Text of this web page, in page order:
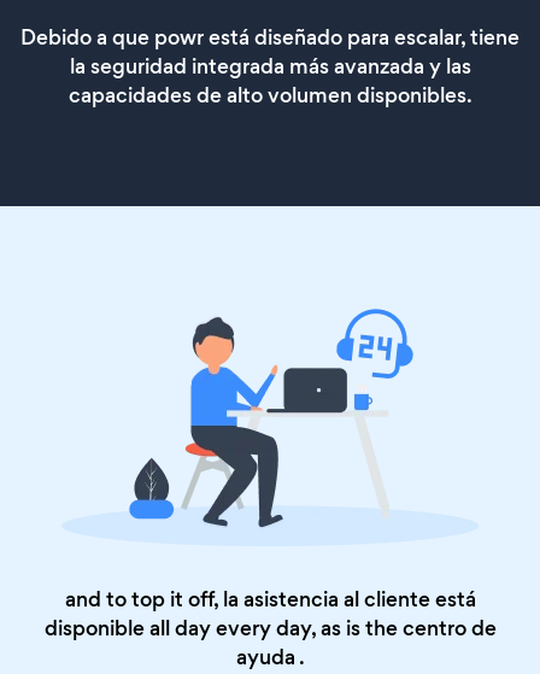
Debido a que powr está diseñado para escalar, tiene
la seguridad integrada más avanzada y las
capacidades de alto volumen disponibles.
and to top it off, la asistencia al cliente está
disponible all day every day, as is thecentro de
ayuda .